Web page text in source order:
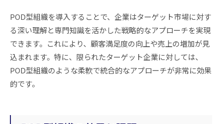
POD型組織を導入することで、企業はターゲット市場に対す
る深い理解と専門知識を活かした戦略的なアプローチを実現
できます。これにより、顧客満足度の向上や売上の増加が見
込まれます。特に、限られたターゲット企業に対しては、
POD型組織のような柔軟で統合的なアプローチが非常に効果
的です。